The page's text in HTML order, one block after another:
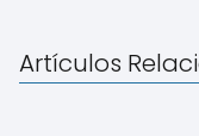
Artículos